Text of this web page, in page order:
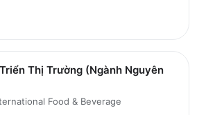
Thị Trường (Ngành Nguyên
Food & Beverage